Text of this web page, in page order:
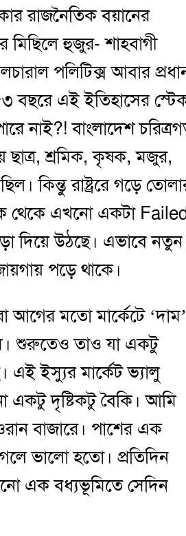
রাজনৈতিক বয়ানের
মিছিলে হুজুর- শাহবাগী
পলিটিক্স আবার
বছরে এই ইতিহাসের
নাই?! বাংলাদেশ
ছাত্র, শ্রমিক, কৃষক, মজুর,
কিন্তু রাষ্ট্ররে গড়ে
থেকে এখনো একটা
দিয়ে উঠছে। এভাবে নতুন
পড়ে থাকে।
আগের মতো মার্কেটে ‘দাম’
শুরুতেও তাও যা একটু
ইস্যুর মার্কেট ভ্যালু
একটু দৃষ্টিকটু বৈকি। আমি
বাজারে। পাশের এক
ভালো হতো। প্রতিদিন
এক বধ্যভূমিতে সেদিন